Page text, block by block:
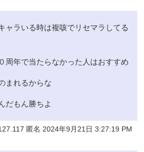
ャラいる時は複咳でリセマラしてる
周年で当たらなかった人はおすすめ
まれるからな
だもん勝ちよ
匿名 2024年9月21日 3:27:19 PM